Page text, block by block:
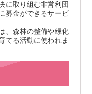
に取り組む非営利団
募金ができるサービ
、森林の整備や緑化
てる活動に使われま